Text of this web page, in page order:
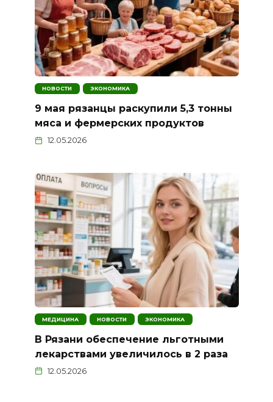
НОВОСТИ ЭКОНОМИКА
9 мая рязанцы раскупили 5,3 тонны
мяса и фермерских продуктов
12.05.2026
МЕДИЦИНА НОВОСТИ ЭКОНОМИКА
В Рязани обеспечение льготными
лекарствами увеличилось в 2 раза
12.05.2026